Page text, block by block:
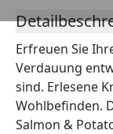
Erfreuen Sie
Verdauung
sind. Erlesene
Wohlbefinden.
Salmon &